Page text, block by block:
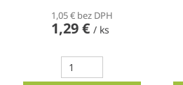
1,05 € bez DPH
1,29 € / ks